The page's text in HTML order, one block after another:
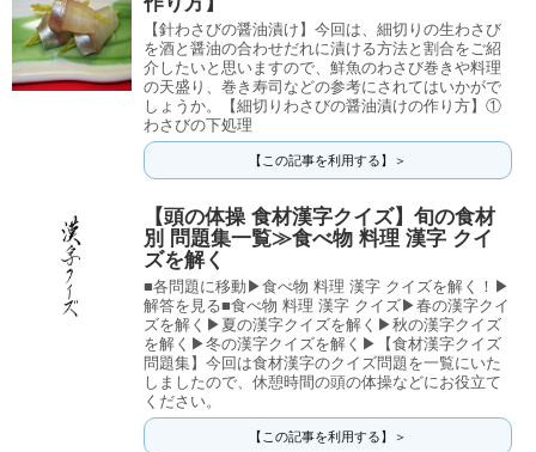
【針わさびの醤油漬け】今回は、細切りの生わさび
を酒と醤油の合わせだれに漬ける方法と割合をご紹
介したいと思いますので、鮮魚のわさび巻きや料理
の天盛り、巻き寿司などの参考にされてはいかがで
しょうか。【細切りわさびの醤油漬けの作り方】①
わさびの下処理
【この記事を利用する】＞
【頭の体操 食材漢字クイズ】旬の食材
別 問題集一覧≫食べ物 料理 漢字 クイ
ズを解く
■各問題に移動▶食べ物 料理 漢字 クイズを解く！▶
解答を見る■食べ物 料理 漢字 クイズ▶春の漢字クイ
ズを解く▶夏の漢字クイズを解く▶秋の漢字クイズ
を解く▶冬の漢字クイズを解く▶【食材漢字クイズ
問題集】今回は食材漢字のクイズ問題を一覧にいた
しましたので、休憩時間の頭の体操などにお役立て
ください。
【この記事を利用する】＞